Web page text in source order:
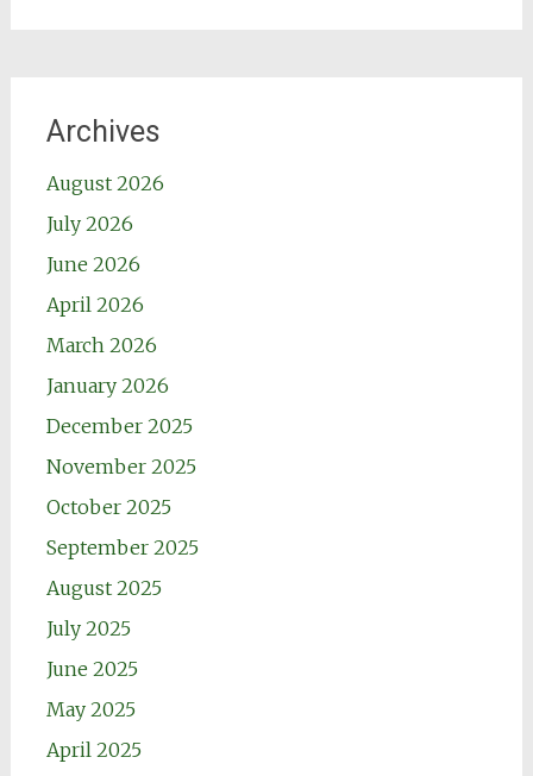
Archives
August 2026
July 2026
June 2026
April 2026
March 2026
January 2026
December 2025
November 2025
October 2025
September 2025
August 2025
July 2025
June 2025
May 2025
April 2025